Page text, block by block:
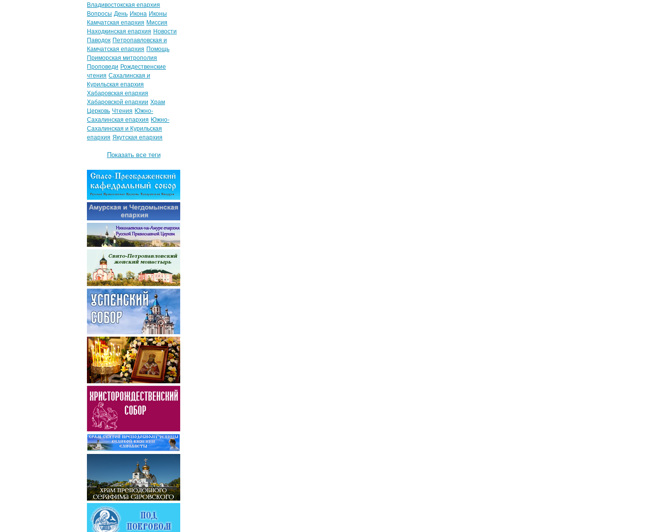
Владивостокская епархия
Вопросы День Икона Иконы
Камчатская епархия Миссия
Находкинская епархия Новости
Паводок Петропавловская и
Камчатская епархия Помощь
Приморская митрополия
Проповеди Рождественские
чтения Сахалинская и
Курильская епархия
Хабаровская епархия
Хабаровской епархии Храм
Церковь Чтения Южно-
Сахалинская епархия Южно-
Сахалинская и Курильская
епархия Якутская епархия
Показать все теги